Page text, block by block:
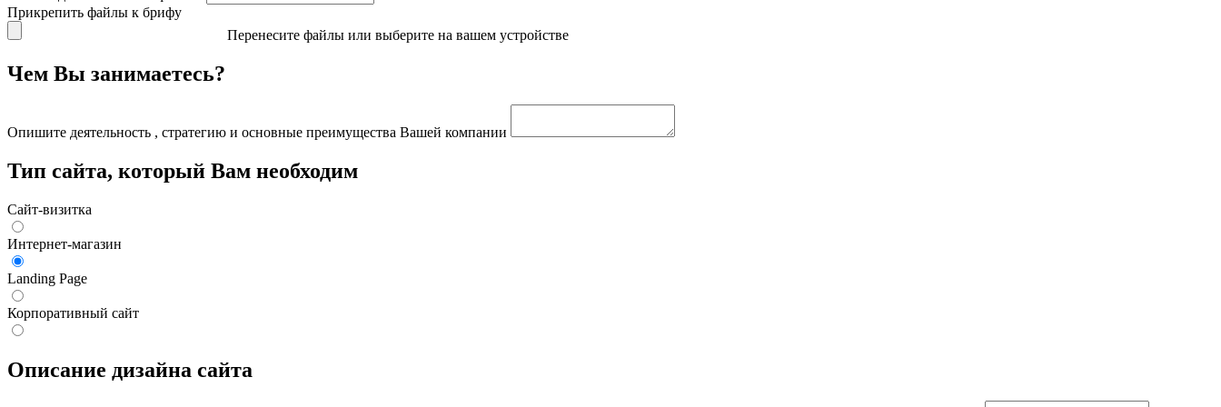
Прикрепить файлы к брифу
Перенесите файлы или выберите на вашем устройстве
Чем Вы занимаетесь?
Опишите деятельность , стратегию и основные преимущества Вашей компании
Тип сайта, который Вам необходим
Сайт-визитка
Интернет-магазин
Landing Page
Корпоративный сайт
Описание дизайна сайта